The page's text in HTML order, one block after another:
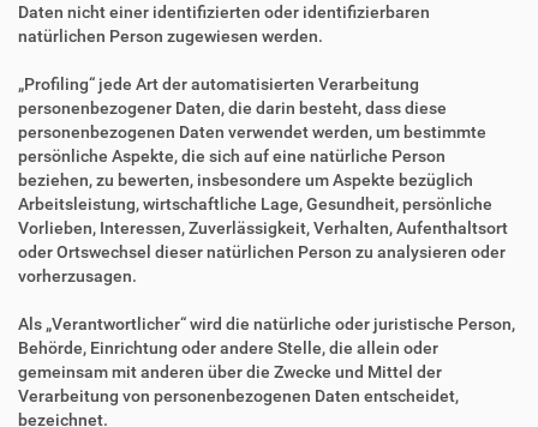
Daten nicht einer identifizierten oder identifizierbaren
natürlichen Person zugewiesen werden.
„Profiling“ jede Art der automatisierten Verarbeitung
personenbezogener Daten, die darin besteht, dass diese
personenbezogenen Daten verwendet werden, um bestimmte
persönliche Aspekte, die sich auf eine natürliche Person
beziehen, zu bewerten, insbesondere um Aspekte bezüglich
Arbeitsleistung, wirtschaftliche Lage, Gesundheit, persönliche
Vorlieben, Interessen, Zuverlässigkeit, Verhalten, Aufenthaltsort
oder Ortswechsel dieser natürlichen Person zu analysieren oder
vorherzusagen.
Als „Verantwortlicher“ wird die natürliche oder juristische Person,
Behörde, Einrichtung oder andere Stelle, die allein oder
gemeinsam mit anderen über die Zwecke und Mittel der
Verarbeitung von personenbezogenen Daten entscheidet,
bezeichnet.